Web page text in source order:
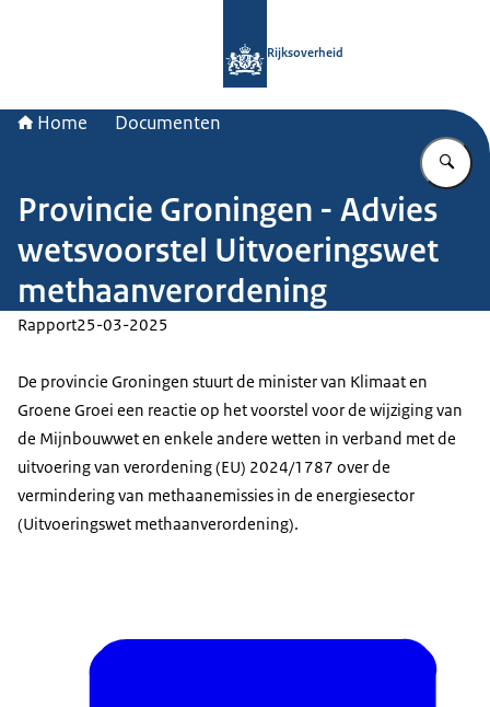
Rijksoverheid
Home Documenten
Provincie Groningen - Advies
wetsvoorstel Uitvoeringswet
methaanverordening
Rapport25-03-2025
De provincie Groningen stuurt de minister van Klimaat en
Groene Groei een reactie op het voorstel voor de wijziging van
de Mijnbouwwet en enkele andere wetten in verband met de
uitvoering van verordening (EU) 2024/1787 over de
vermindering van methaanemissies in de energiesector
(Uitvoeringswet methaanverordening).